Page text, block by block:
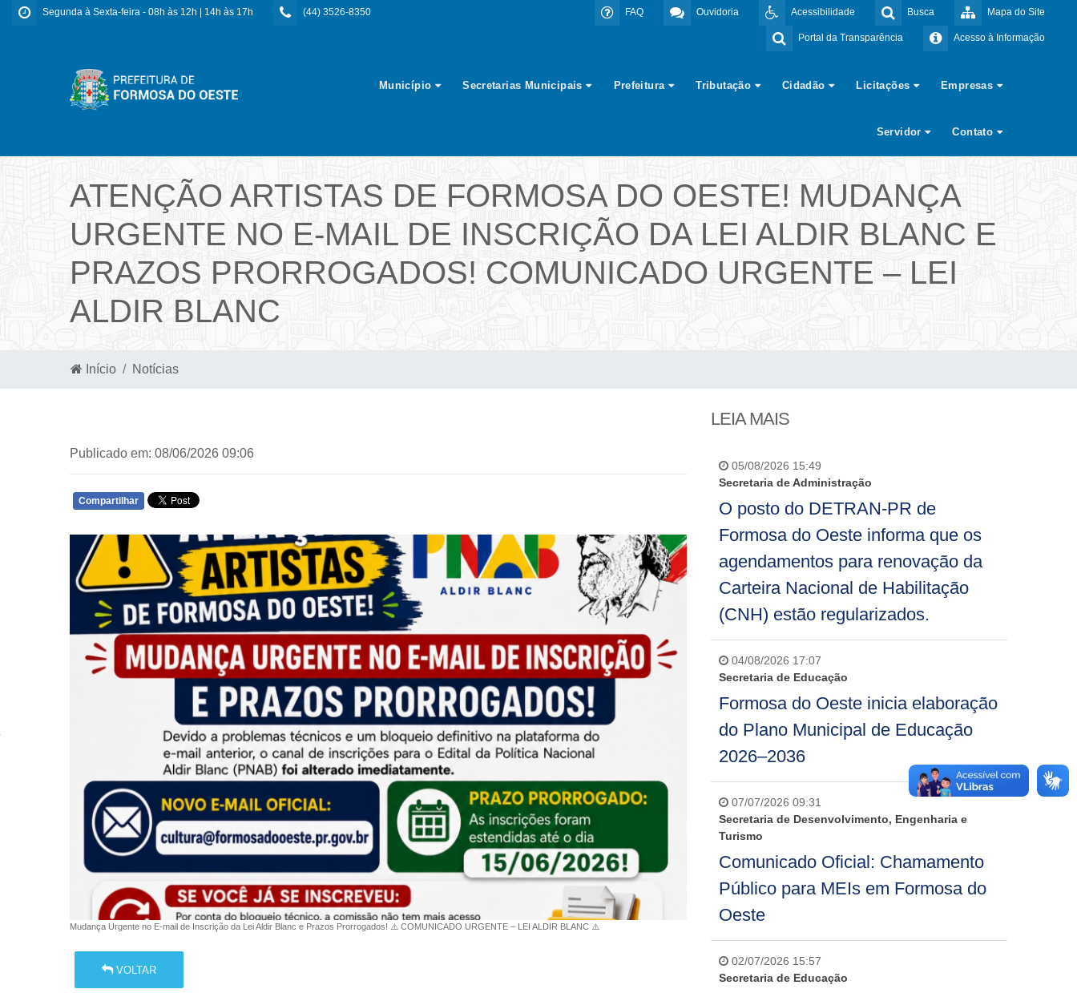
Segunda à Sexta-feira - 08h às 12h | 14h às 17h (44) 3526-8350 Mapa do Site
Busca
Acessibilidade
Ouvidoria
FAQ
Acesso à Informação
Portal da Transparência
Município Secretarias Municipais Prefeitura Tributação Cidadão Licitações Empresas
Servidor Contato
ATENÇÃO ARTISTAS DE FORMOSA DO OESTE! MUDANÇA
URGENTE NO E-MAIL DE INSCRIÇÃO DA LEI ALDIR BLANC E
PRAZOS PRORROGADOS! COMUNICADO URGENTE – LEI
ALDIR BLANC
Início Notícias
Publicado em: 08/06/2026 09:06
Compartilhar
Mudança Urgente no E-mail de Inscrição da Lei Aldir Blanc e Prazos Prorrogados! ⚠️ COMUNICADO URGENTE – LEI ALDIR BLANC ⚠️
VOLTAR
LEIA MAIS
05/08/2026 15:49
Secretaria de Administração
O posto do DETRAN-PR de
Formosa do Oeste informa que os
agendamentos para renovação da
Carteira Nacional de Habilitação
(CNH) estão regularizados.
04/08/2026 17:07
Secretaria de Educação
Formosa do Oeste inicia elaboração
do Plano Municipal de Educação
2026–2036
07/07/2026 09:31
Secretaria de Desenvolvimento, Engenharia e
Turismo
Comunicado Oficial: Chamamento
Público para MEIs em Formosa do
Oeste
02/07/2026 15:57
Secretaria de Educação